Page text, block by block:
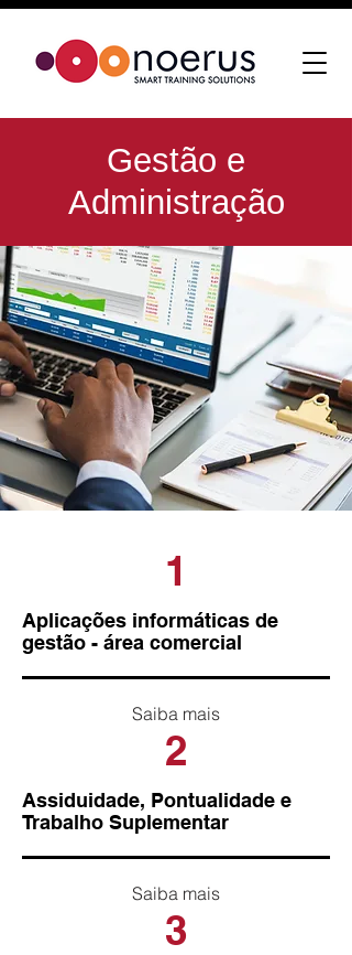
Gestão e
Administração
1
Aplicações informáticas de
gestão - área comercial
Saiba mais
2
Assiduidade, Pontualidade e
Trabalho Suplementar
Saiba mais
3